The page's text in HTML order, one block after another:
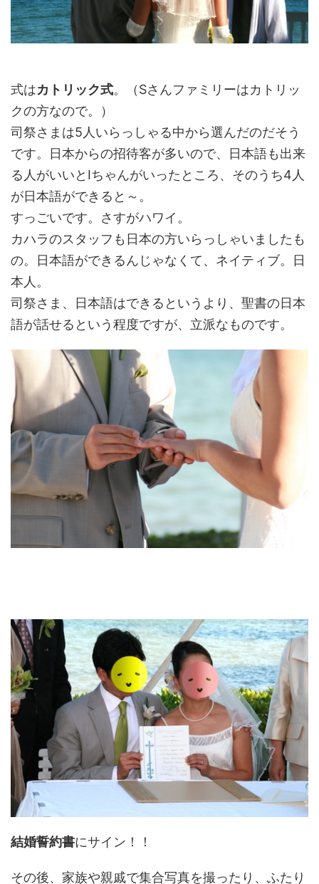
式はカトリック式。（Sさんファミリーはカトリッ
クの方なので。）
司祭さまは5人いらっしゃる中から選んだのだそう
です。日本からの招待客が多いので、日本語も出来
る人がいいとIちゃんがいったところ、そのうち4人
が日本語ができると～。
すっごいです。さすがハワイ。
カハラのスタッフも日本の方いらっしゃいましたも
の。日本語ができるんじゃなくて、ネイティブ。日
本人。
司祭さま、日本語はできるというより、聖書の日本
語が話せるという程度ですが、立派なものです。
結婚誓約書にサイン！！
その後、家族や親戚で集合写真を撮ったり、ふたり